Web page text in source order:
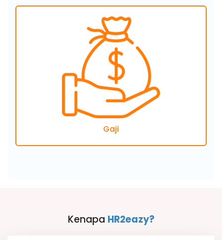
Gaji
Kenapa HR2eazy?